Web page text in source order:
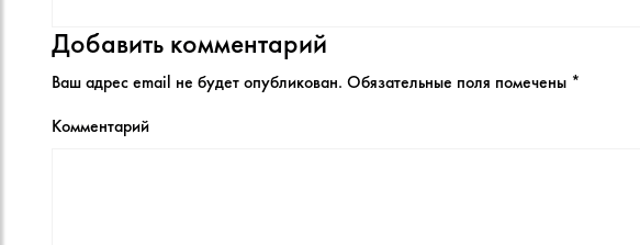
Добавить комментарий
Ваш адрес email не будет опубликован. Обязательные поля помечены *
Комментарий